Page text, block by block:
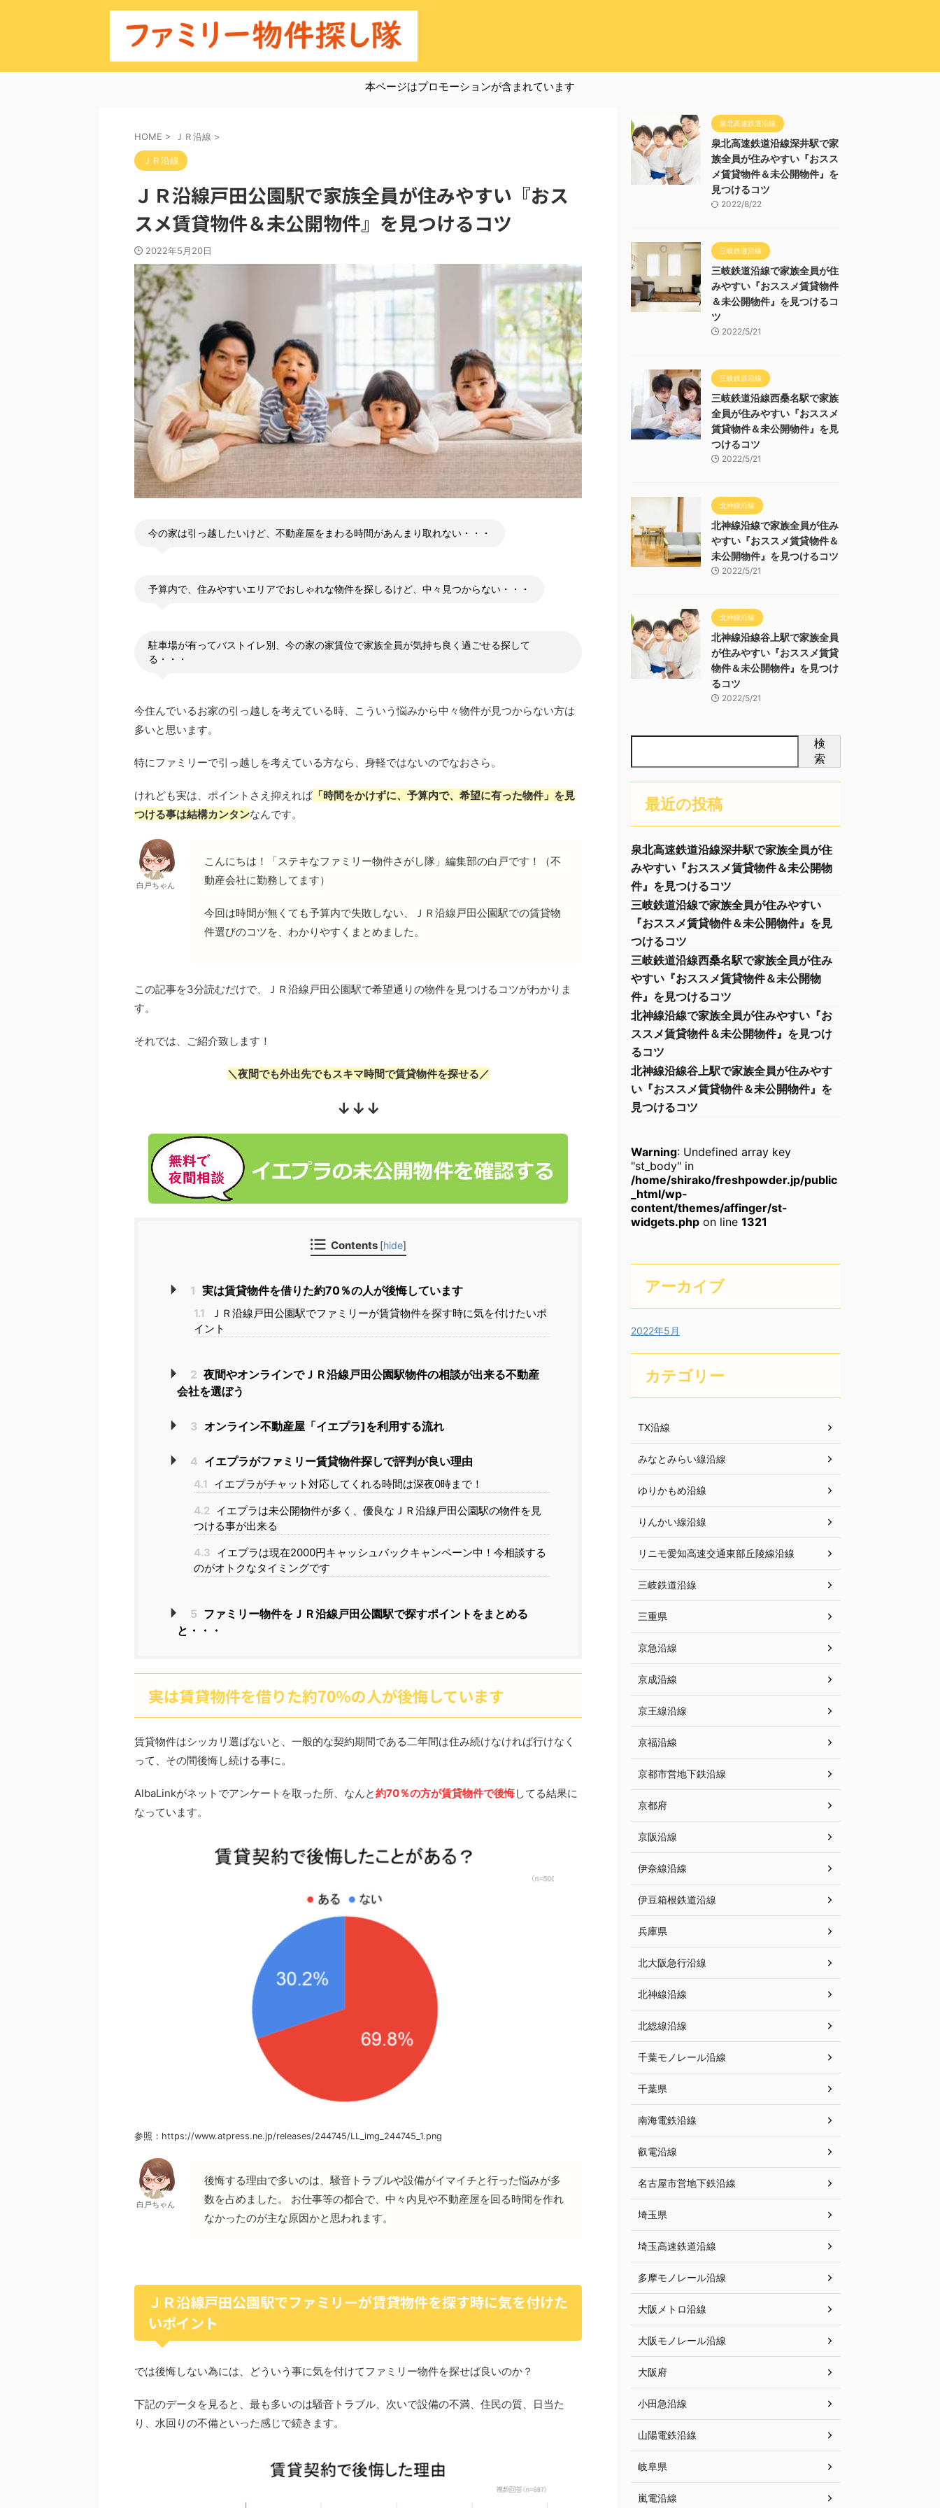
本ページはプロモーションが含まれています
HOME > ＪＲ沿線 >
ＪＲ沿線
ＪＲ沿線戸田公園駅で家族全員が住みやすい『おス
スメ賃貸物件＆未公開物件』を見つけるコツ
2022年5月20日
今の家は引っ越したいけど、不動産屋をまわる時間があんまり取れない・・・
予算内で、住みやすいエリアでおしゃれな物件を探しるけど、中々見つからない・・・
駐車場が有ってバストイレ別、今の家の家賃位で家族全員が気持ち良く過ごせる探して
る・・・
今住んでいるお家の引っ越しを考えている時、こういう悩みから中々物件が見つからない方は
多いと思います。
特にファミリーで引っ越しを考えている方なら、身軽ではないのでなおさら。
けれども実は、ポイントさえ抑えれば 「時間をかけずに、予算内で、希望に有った物件」を見
つける事は結構カンタンなんです。
白戸ちゃん
こんにちは！「ステキなファミリー物件さがし隊」編集部の白戸です！（不
動産会社に勤務してます）
今回は時間が無くても予算内で失敗しない、ＪＲ沿線戸田公園駅での賃貸物
件選びのコツを、わかりやすくまとめました。
この記事を3分読むだけで、ＪＲ沿線戸田公園駅で希望通りの物件を見つけるコツがわかりま
す。
それでは、ご紹介致します！
＼夜間でも外出先でもスキマ時間で賃貸物件を探せる／
↓↓↓
Contents [hide]
1 実は賃貸物件を借りた約70％の人が後悔しています
1.1
ＪＲ沿線戸田公園駅でファミリーが賃貸物件を探す時に気を付けたいポ
イント
2 夜間やオンラインでＪＲ沿線戸田公園駅物件の相談が出来る不動産
会社を選ぼう
3 オンライン不動産屋「イエプラ]を利用する流れ
4 イエプラがファミリー賃貸物件探しで評判が良い理由
4.1 イエプラがチャット対応してくれる時間は深夜0時まで！
4.2 イエプラは未公開物件が多く、優良なＪＲ沿線戸田公園駅の物件を見
つける事が出来る
4.3 イエプラは現在2000円キャッシュバックキャンペーン中！今相談する
のがオトクなタイミングです
5 ファミリー物件をＪＲ沿線戸田公園駅で探すポイントをまとめる
と・・・
実は賃貸物件を借りた約70％の人が後悔しています
賃貸物件はシッカリ選ばないと、一般的な契約期間である二年間は住み続けなければ行けなく
って、その間後悔し続ける事に。
AlbaLinkがネットでアンケートを取った所、なんと約70％の方が賃貸物件で後悔してる結果に
なっています。
参照：https://www.atpress.ne.jp/releases/244745/LL_img_244745_1.png
白戸ちゃん
後悔する理由で多いのは、騒音トラブルや設備がイマイチと行った悩みが多
数を占めました。 お仕事等の都合で、中々内見や不動産屋を回る時間を作れ
なかったのが主な原因かと思われます。
ＪＲ沿線戸田公園駅でファミリーが賃貸物件を探す時に気を付けた
いポイント
では後悔しない為には、どういう事に気を付けてファミリー物件を探せば良いのか？
下記のデータを見ると、最も多いのは騒音トラブル、次いで設備の不満、住民の質、日当た
り、水回りの不備といった感じで続きます。
泉北高速鉄道沿線
泉北高速鉄道沿線深井駅で家
族全員が住みやすい『おスス
メ賃貸物件＆未公開物件』を
見つけるコツ
2022/8/22
三岐鉄道沿線
三岐鉄道沿線で家族全員が住
みやすい『おススメ賃貸物件
＆未公開物件』を見つけるコ
ツ
2022/5/21
三岐鉄道沿線
三岐鉄道沿線西桑名駅で家族
全員が住みやすい『おススメ
賃貸物件＆未公開物件』を見
つけるコツ
2022/5/21
北神線沿線
北神線沿線で家族全員が住み
やすい『おススメ賃貸物件＆
未公開物件』を見つけるコツ
2022/5/21
北神線沿線
北神線沿線谷上駅で家族全員
が住みやすい『おススメ賃貸
物件＆未公開物件』を見つけ
るコツ
2022/5/21
検
索
最近の投稿
泉北高速鉄道沿線深井駅で家族全員が住
みやすい『おススメ賃貸物件＆未公開物
件』を見つけるコツ
三岐鉄道沿線で家族全員が住みやすい
『おススメ賃貸物件＆未公開物件』を見
つけるコツ
三岐鉄道沿線西桑名駅で家族全員が住み
やすい『おススメ賃貸物件＆未公開物
件』を見つけるコツ
北神線沿線で家族全員が住みやすい『お
ススメ賃貸物件＆未公開物件』を見つけ
るコツ
北神線沿線谷上駅で家族全員が住みやす
い『おススメ賃貸物件＆未公開物件』を
見つけるコツ
Warning: Undefined array key
"st_body" in
/home/shirako/freshpowder.jp/public
_html/wp-
content/themes/affinger/st-
widgets.php on line 1321
アーカイブ
2022年5月
カテゴリー
TX沿線
みなとみらい線沿線
ゆりかもめ沿線
りんかい線沿線
リニモ愛知高速交通東部丘陵線沿線
三岐鉄道沿線
三重県
京急沿線
京成沿線
京王線沿線
京福沿線
京都市営地下鉄沿線
京都府
京阪沿線
伊奈線沿線
伊豆箱根鉄道沿線
兵庫県
北大阪急行沿線
北神線沿線
北総線沿線
千葉モノレール沿線
千葉県
南海電鉄沿線
叡電沿線
名古屋市営地下鉄沿線
埼玉県
埼玉高速鉄道沿線
多摩モノレール沿線
大阪メトロ沿線
大阪モノレール沿線
大阪府
小田急沿線
山陽電鉄沿線
岐阜県
嵐電沿線